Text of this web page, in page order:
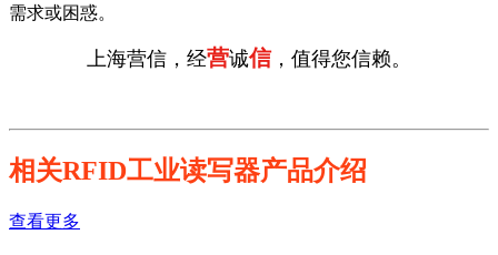
需求或困惑。
上海营信，经营诚信，值得您信赖。
相关RFID工业读写器产品介绍
查看更多